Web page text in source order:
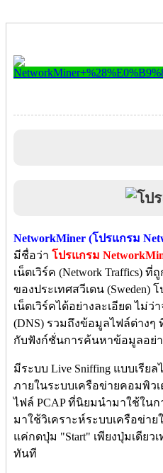
NetworkMiner (โปรแกรม
มีชื่อว่า โปรแกรม
เน็ตเวิร์ค (Network Traffics)
ของประเทศสวีเดน
เน็ตเวิร์คได้อย่างละเอียด ไม่
(DNS) รวมถึงข้อมูลไฟล์ต่าง
กับฟังก์ชั่นการค้นหาข้อมูลอย่า
มีระบบ Live Sniffing แบบเรีย
ภายในระบบเครือข่ายคอมพิว
ไฟล์ PCAP ที่นิยมนำมาใช้ใน
มาใช้วิเคราะห์ระบบเครือข่า
แค่กดปุ่ม "Start" เพียงปุ่มเดีย
ทันที